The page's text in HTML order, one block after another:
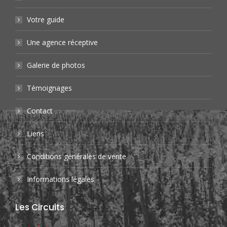
new
window
new
window
new
window
window
Votre guide
Une agence réceptive
Galerie de photos
Témoignages
Contact
Liens
Conditions générales de vente
Informations légales
Les Circuits